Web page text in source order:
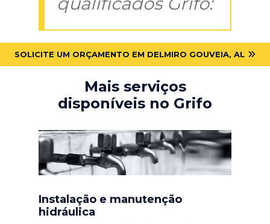
SOLICITE UM ORÇAMENTO EM DELMIRO GOUVEIA, AL
Mais serviços
disponíveis no Grifo
Instalação e manutenção
hidráulica